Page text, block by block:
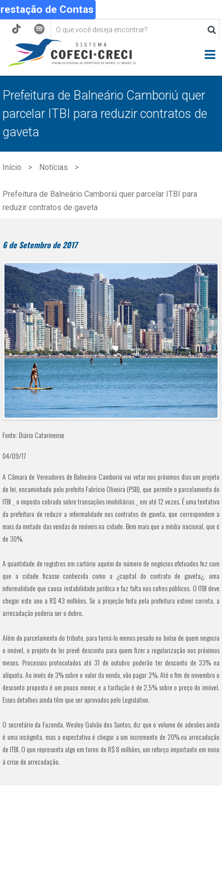
de Contas
Prefeitura de Balneário Camboriú quer
parcelar ITBI para reduzir contratos de
gaveta
Início Notícias
Prefeitura de Balneário Camboriú quer parcelar ITBI para
reduzir contratos de gaveta
6 de Setembro de 2017
Fonte: Diário Catarinense
04/09/17
A Câmara de Vereadores de Balneário Camboriú vai votar nos próximos dias um projeto
de lei, encaminhado pelo prefeito Fabrício Oliveira (PSB), que permite o parcelamento do
ITBI _ o imposto cobrado sobre transações imobiliárias _ em até 12 vezes. É uma tentativa
da prefeitura de reduzir a informalidade nos contratos de gaveta, que correspondem a
mais da metade das vendas de imóveis na cidade. Bem mais que a média nacional, que é
de 30%.
A quantidade de registros em cartório aquém do número de negócios efetuados fez com
que a cidade ficasse conhecida como a ¿capital do contrato de gaveta¿, uma
informalidade que causa instabilidade jurídica e faz falta nos cofres públicos. O ITBI deve
chegar este ano a R$ 43 milhões. Se a projeção feita pela prefeitura estiver correta, a
arrecadação poderia ser o dobro.
Além do parcelamento do tributo, para torná-lo menos pesado no bolso de quem negocia
o imóvel, o projeto de lei prevê desconto para quem fizer a regularização nos próximos
meses. Processos protocolados até 31 de outubro poderão ter desconto de 33% na
alíquota. Ao invés de 3% sobre o valor da venda, vão pagar 2%. Até o fim de novembro o
desconto proposto é um pouco menor, e a tarifação é de 2,5% sobre o preço do imóvel.
Esses detalhes ainda têm que ser aprovados pelo Legislativo.
O secretário da Fazenda, Wesley Galvão dos Santos, diz que o volume de adesões ainda
é uma incógnita, mas a expectativa é chegar a um incremento de 20% na arrecadação
de ITBI. O que representa algo em torno de R$ 8 milhões, um reforço importante em meio
à crise de arrecadação.